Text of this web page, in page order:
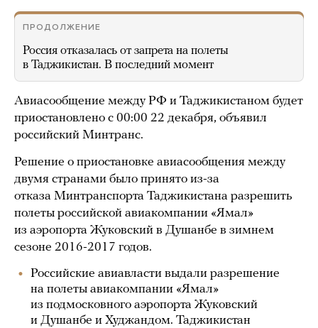
ПРОДОЛЖЕНИЕ
Россия отказалась от запрета на полеты
в Таджикистан. В последний момент
Авиасообщение между РФ и Таджикистаном будет
приостановлено с 00:00 22 декабря, объявил
российский Минтранс.
Решение о приостановке авиасообщения между
двумя странами было принято из-за
отказа Минтранспорта Таджикистана разрешить
полеты российской авиакомпании «Ямал»
из аэропорта Жуковский в Душанбе в зимнем
сезоне 2016-2017 годов.
Российские авиавласти выдали разрешение
на полеты авиакомпании «Ямал»
из подмосковного аэропорта Жуковский
и Душанбе и Худжандом. Таджикистан